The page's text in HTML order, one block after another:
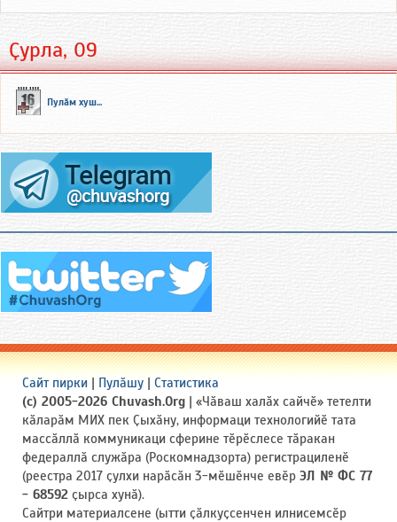
Ҫурла, 09
Пулӑм хуш...
Сайт пирки | Пулӑшу | Статистика
(c) 2005-2026 Chuvash.Org | «Чӑваш халӑх сайчӗ» тетелти
кӑларӑм МИХ пек Ҫыхӑну, информаци технологийӗ тата
массӑллӑ коммуникаци сферине тӗрӗслесе тӑракан
федераллӑ служӑра (Роскомнадзорта) регистрациленӗ
(реестра 2017 ҫулхи нарӑсӑн 3-мӗшӗнче евӗр ЭЛ № ФС 77
- 68592 ҫырса хунӑ).
Сайтри материалсене (ытти ҫӑлкуҫсенчен илнисемсӗр